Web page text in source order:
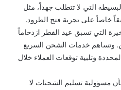
التي لا تتطلب جهداً، مثل
خاصاً على تجربة فتح الطرود.
التي تسبق عيد الفطر ازدحاماً
وتساهم خدمات الشحن السريع
وتلبية توقعات العملاء خلال
مسؤولية تسليم الشحنات لا